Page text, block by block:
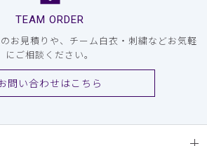
TEAM ORDER
お見積りや、チーム白衣・刺繍などお気軽
にご相談ください。
問い合わせはこちら